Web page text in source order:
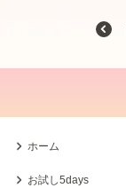
ホーム
お試し5days